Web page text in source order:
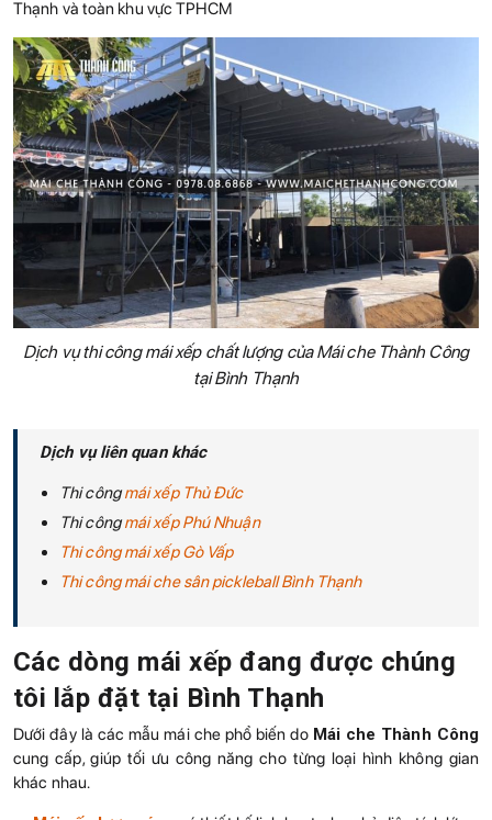
Thạnh và toàn khu vực TPHCM
Dịch vụ thi công mái xếp chất lượng của Mái che Thành Công
tại Bình Thạnh
Dịch vụ liên quan khác
Thi côngmái xếp Thủ Đức
Thi côngmái xếp Phú Nhuận
Thi công mái xếp Gò Vấp
Thi công mái che sân pickleball Bình Thạnh
Các dòng mái xếp đang được chúng
tôi lắp đặt tại Bình Thạnh
Dưới đây là các mẫu mái che phổ biến do Mái che Thành Công
cung cấp, giúp tối ưu công năng cho từng loại hình không gian
khác nhau.